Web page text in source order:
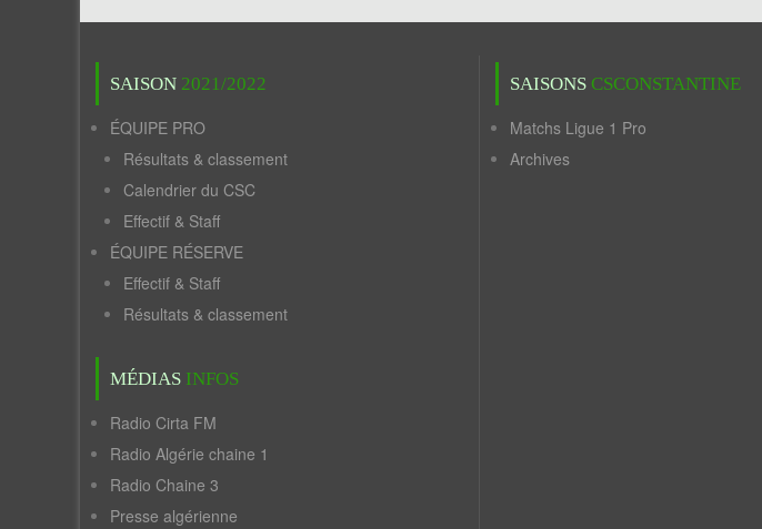
SAISON 2021/2022
ÉQUIPE PRO
Résultats & classement
Calendrier du CSC
Effectif & Staff
ÉQUIPE RÉSERVE
Effectif & Staff
Résultats & classement
MÉDIAS INFOS
Radio Cirta FM
Radio Algérie chaine 1
Radio Chaine 3
Presse algérienne
SAISONS CSCONSTANTINE
Matchs Ligue 1 Pro
Archives